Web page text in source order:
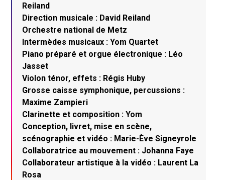
Reiland
Direction musicale : David Reiland
Orchestre national de Metz
Intermèdes musicaux : Yom Quartet
Piano préparé et orgue électronique : Léo
Jasset
Violon ténor, effets : Régis Huby
Grosse caisse symphonique, percussions :
Maxime Zampieri
Clarinette et composition : Yom
Conception, livret, mise en scène,
scénographie et vidéo : Marie-Ève Signeyrole
Collaboratrice au mouvement : Johanna Faye
Collaborateur artistique à la vidéo : Laurent La
Rosa